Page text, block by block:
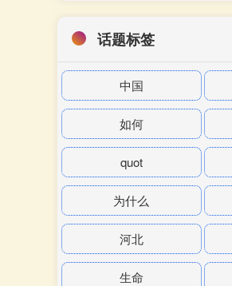
话题标签
中国
如何
quot
为什么
河北
生命